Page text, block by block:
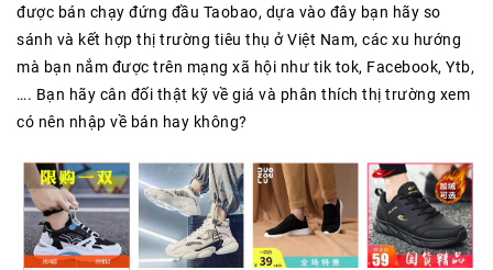
được bán chạy đứng đầu Taobao, dựa vào đây bạn hãy so
sánh và kết hợp thị trường tiêu thụ ở Việt Nam, các xu hướng
mà bạn nắm được trên mạng xã hội như tik tok, Facebook, Ytb,
…. Bạn hãy cân đối thật kỹ về giá và phân thích thị trường xem
có nên nhập về bán hay không?